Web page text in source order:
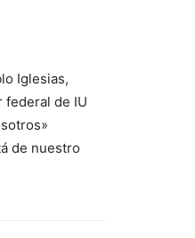
Iglesias,
federal de IU
de nuestro